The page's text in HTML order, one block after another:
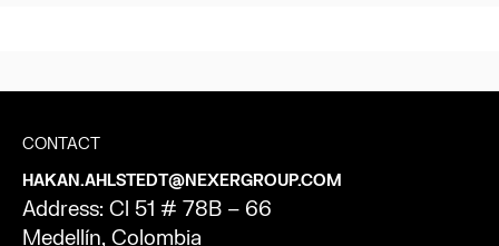
CONTACT
HAKAN.AHLSTEDT@NEXERGROUP.COM
Address: Cl 51 # 78B – 66
Medellín, Colombia